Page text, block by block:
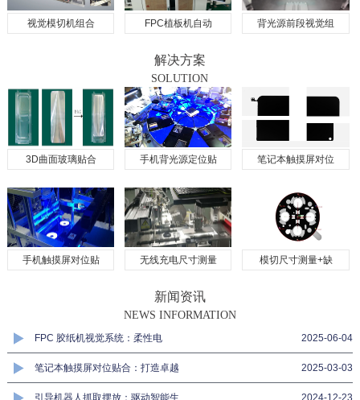
视觉模切机组合 FPC植板机自动 背光源前段视觉组
解决方案
SOLUTION
3D曲面玻璃贴合 手机背光源定位贴 笔记本触摸屏对位
手机触摸屏对位贴 无线充电尺寸测量 模切尺寸测量+缺
新闻资讯
NEWS INFORMATION
FPC 胶纸机视觉系统：柔性电 2025-06-04
笔记本触摸屏对位贴合：打造卓越 2025-03-03
引导机器人抓取摆放：驱动智能生 2024-12-23